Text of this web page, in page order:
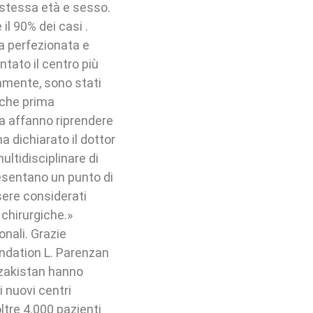
età e sesso.
90% dei casi .
perfezionata e
il centro più
sono stati
prima
affanno riprendere
dichiarato il dottor
di
un punto di
considerati
Grazie
L. Parenzan
hanno
nuovi centri
4.000 pazienti